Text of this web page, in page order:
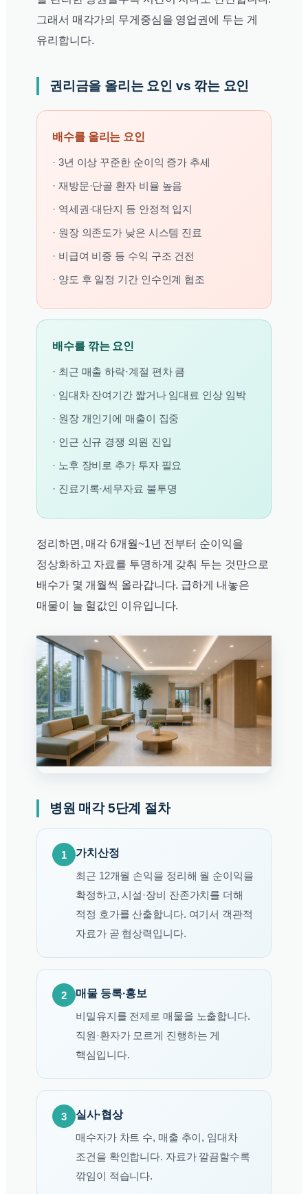
그래서 매각가의 무게중심을 영업권에 두는 게
유리합니다.
권리금을 올리는 요인 vs 깎는 요인
배수를 올리는 요인
· 3년 이상 꾸준한 순이익 증가 추세
· 재방문·단골 환자 비율 높음
· 역세권·대단지 등 안정적 입지
· 원장 의존도가 낮은 시스템 진료
· 비급여 비중 등 수익 구조 건전
· 양도 후 일정 기간 인수인계 협조
배수를 깎는 요인
· 최근 매출 하락·계절 편차 큼
· 임대차 잔여기간 짧거나 임대료 인상 임박
· 원장 개인기에 매출이 집중
· 인근 신규 경쟁 의원 진입
· 노후 장비로 추가 투자 필요
· 진료기록·세무자료 불투명
정리하면, 매각 6개월~1년 전부터 순이익을
정상화하고 자료를 투명하게 갖춰 두는 것만으로
배수가 몇 개월씩 올라갑니다. 급하게 내놓은
매물이 늘 헐값인 이유입니다.
병원 매각 5단계 절차
1 가치산정
최근 12개월 손익을 정리해 월 순이익을
확정하고, 시설·장비 잔존가치를 더해
적정 호가를 산출합니다. 여기서 객관적
자료가 곧 협상력입니다.
2 매물 등록·홍보
비밀유지를 전제로 매물을 노출합니다.
직원·환자가 모르게 진행하는 게
핵심입니다.
3 실사·협상
매수자가 차트 수, 매출 추이, 임대차
조건을 확인합니다. 자료가 깔끔할수록
깎임이 적습니다.